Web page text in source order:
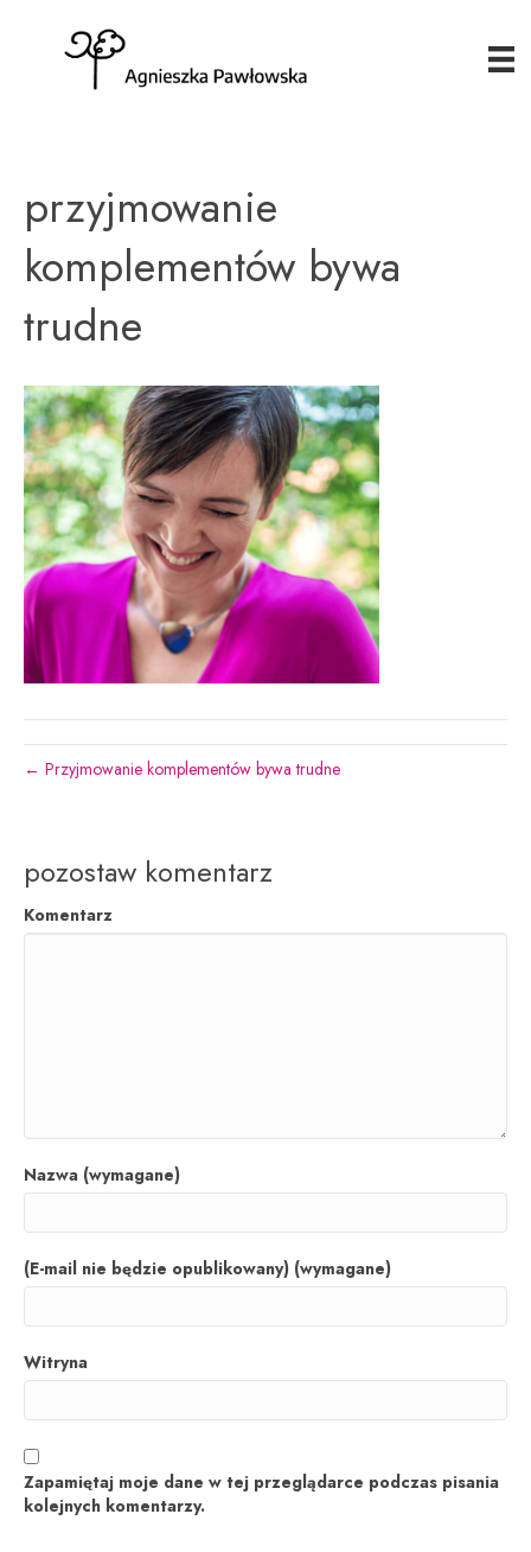
przyjmowanie
komplementów bywa
trudne
← Przyjmowanie komplementów bywa trudne
pozostaw komentarz
Komentarz
Nazwa (wymagane)
(E-mail nie będzie opublikowany) (wymagane)
Witryna
Zapamiętaj moje dane w tej przeglądarce podczas pisania
kolejnych komentarzy.